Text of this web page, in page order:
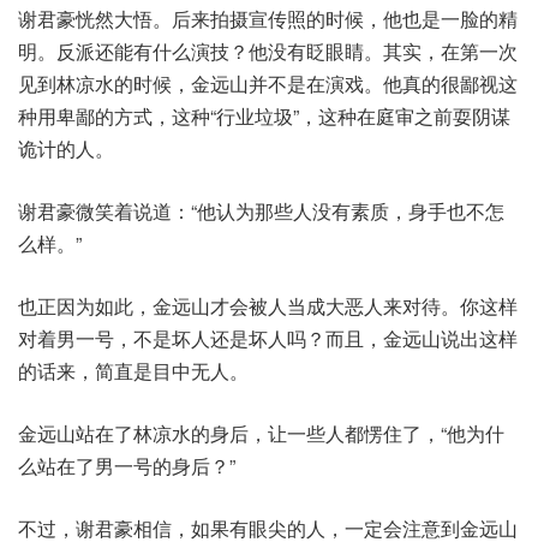
谢君豪恍然大悟。后来拍摄宣传照的时候，他也是一脸的精
明。反派还能有什么演技？他没有眨眼睛。其实，在第一次
见到林凉水的时候，金远山并不是在演戏。他真的很鄙视这
种用卑鄙的方式，这种“行业垃圾”，这种在庭审之前耍阴谋
诡计的人。
谢君豪微笑着说道：“他认为那些人没有素质，身手也不怎
么样。”
也正因为如此，金远山才会被人当成大恶人来对待。你这样
对着男一号，不是坏人还是坏人吗？而且，金远山说出这样
的话来，简直是目中无人。
金远山站在了林凉水的身后，让一些人都愣住了，“他为什
么站在了男一号的身后？”
不过，谢君豪相信，如果有眼尖的人，一定会注意到金远山